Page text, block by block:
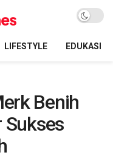
LIFESTYLE EDUKASI
Benih
Sukses